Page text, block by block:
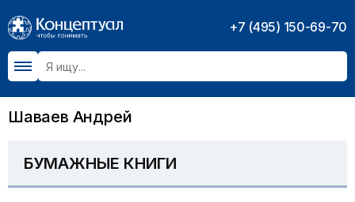
+7 (495) 150-69-70
Шаваев Андрей
БУМАЖНЫЕ КНИГИ